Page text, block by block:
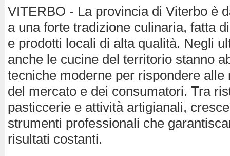
VITERBO - La provincia di Viterbo è
a una forte tradizione culinaria, fatta
e prodotti locali di alta qualità. Negli
anche le cucine del territorio stanno
tecniche moderne per rispondere alle
del mercato e dei consumatori. Tra
pasticcerie e attività artigianali,
strumenti professionali che
risultati costanti.